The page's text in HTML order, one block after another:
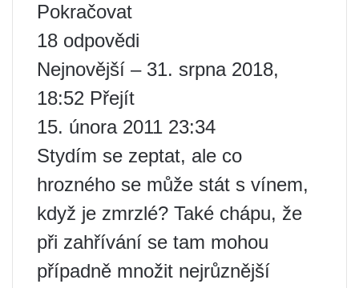
Pokračovat
18 odpovědi
Nejnovější – 31. srpna 2018,
18:52 Přejít
15. února 2011 23:34
Stydím se zeptat, ale co
hrozného se může stát s vínem,
když je zmrzlé? Také chápu, že
při zahřívání se tam mohou
případně množit nejrůznější